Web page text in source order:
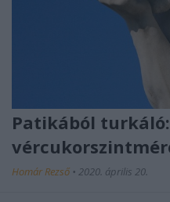
Patikából
Homár Rezső • 2020. április 20.